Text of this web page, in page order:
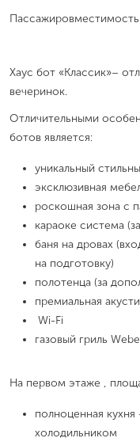
Хаус бот «Классик»–
вечеринок.
Отличительными
ботов является:
уникальный
эксклюзивная
роскошная зона с
караоке система
баня на дровах
на подготовку)
полотенца (за
премиальная
Wi-Fi
газовый гриль
На первом этаже ,
полноценная
холодильником